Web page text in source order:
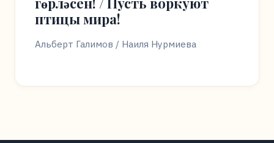
птицы мира!
Альберт Галимов / Наиля Нурмиева